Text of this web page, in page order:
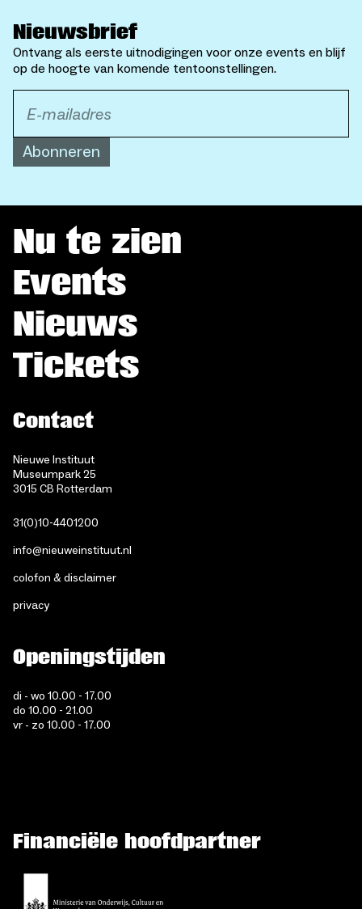
Nieuwsbrief
Ontvang als eerste uitnodigingen voor onze events en blijf
op de hoogte van komende tentoonstellingen.
Abonneren
Nu te zien
Events
Nieuws
Tickets
Contact
Nieuwe Instituut
Museumpark 25
3015 CB Rotterdam
31(0)10-4401200
info@nieuweinstituut.nl
colofon & disclaimer
privacy
Openingstijden
di - wo 10.00 - 17.00
do 10.00 - 21.00
vr - zo 10.00 - 17.00
Financiële hoofdpartner